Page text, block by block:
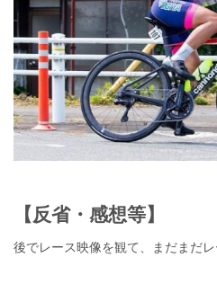
【反省・感想等】
後でレース映像を観て、まだまだレ